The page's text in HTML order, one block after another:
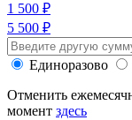
1 500 ₽
5 500 ₽
Единоразово
Отменить
момент здесь